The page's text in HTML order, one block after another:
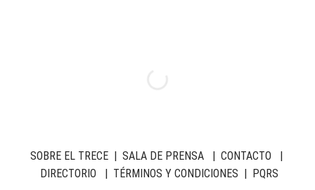
SOBRE EL TRECE| SALA DE PRENSA| CONTACTO |
DIRECTORIO | TÉRMINOS Y CONDICIONES | PQRS